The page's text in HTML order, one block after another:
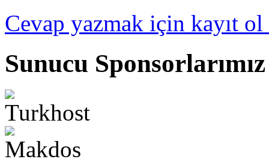
Cevap yazmak için kayıt
Sunucu Sponsorlarımız